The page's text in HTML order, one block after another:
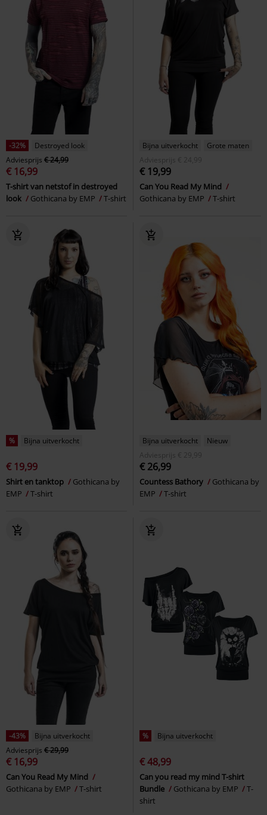
-32%
Destroyed look
Adviesprijs € 24,99
€ 16,99
T-shirt van netstof in destroyed
look
Gothicana by EMP T-shirt
Bijna uitverkocht
Grote maten
Adviesprijs
€ 24,99
€ 19,99
Can You Read My Mind
Gothicana by EMP
T-shirt
% Bijna uitverkocht
€ 19,99
Shirt en tanktop
Gothicana by
EMP
T-shirt
Bijna uitverkocht
Nieuw
Adviesprijs
€ 29,99
€ 26,99
Countess Bathory
Gothicana by
EMP
T-shirt
-43%
Bijna uitverkocht
Adviesprijs € 29,99
€ 16,99
Can You Read My Mind
Gothicana by EMP
T-shirt
% Bijna uitverkocht
€ 48,99
Can you read my mind T-shirt
Bundle
Gothicana by EMP
T-
shirt